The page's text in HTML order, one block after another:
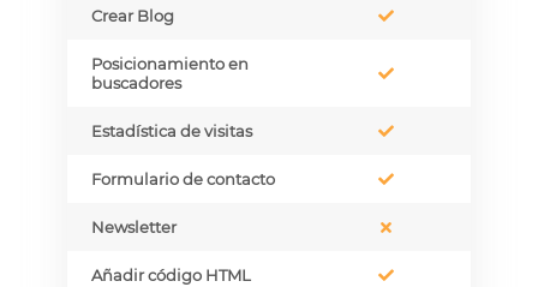
Crear Blog
Posicionamiento en
buscadores
Estadística de visitas
Formulario de contacto
Newsletter
Añadir código HTML